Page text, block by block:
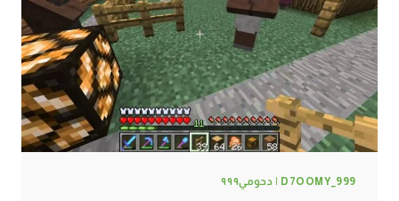
|
74#
MINECRAFT
:
D7OOMY999
D7OOMY_999 | دحومي٩٩٩